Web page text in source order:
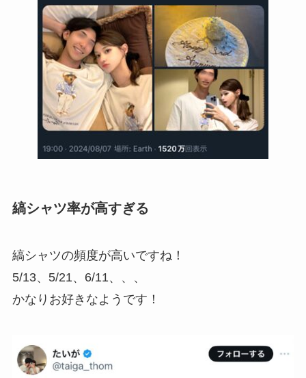
縞シャツ率が高すぎる
縞シャツの頻度が高いですね！
5/13、5/21、6/11、、、
かなりお好きなようです！